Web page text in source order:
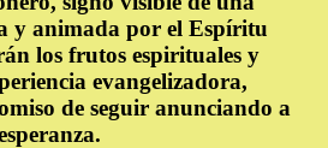
y animada por el Espíritu
los frutos espirituales y
evangelizadora,
de seguir anunciando a